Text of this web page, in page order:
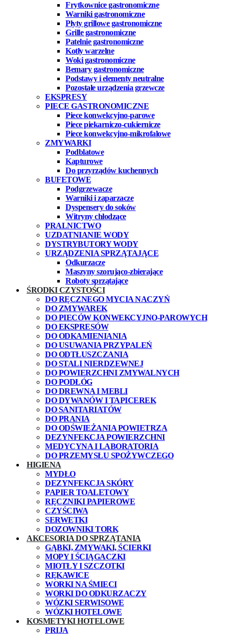
Frytkownice gastronomiczne
Warniki gastronomiczne
Płyty grillowe gastronomiczne
Grille gastronomiczne
Patelnie gastronomiczne
Kotły warzelne
Woki gastronomiczne
Bemary gastronomiczne
Podstawy i elementy neutralne
Pozostałe urządzenia grzewcze
EKSPRESY
PIECE GASTRONOMICZNE
Piece konwekcyjno-parowe
Piece piekarniczo-cukiernicze
Piece konwekcyjno-mikrofalowe
ZMYWARKI
Podblatowe
Kapturowe
Do przyrządów kuchennych
BUFETOWE
Podgrzewacze
Warniki i zaparzacze
Dyspensery do soków
Witryny chłodzące
PRALNICTWO
UZDATNIANIE WODY
DYSTRYBUTORY WODY
URZĄDZENIA SPRZĄTAJĄCE
Odkurzacze
Maszyny szorująco-zbierające
Roboty sprzątające
ŚRODKI CZYSTOŚCI
DO RĘCZNEGO MYCIA NACZYŃ
DO ZMYWAREK
DO PIECÓW KONWEKCYJNO-PAROWYCH
DO EKSPRESÓW
DO ODKAMIENIANIA
DO USUWANIA PRZYPALEŃ
DO ODTŁUSZCZANIA
DO STALI NIERDZEWNEJ
DO POWIERZCHNI ZMYWALNYCH
DO PODŁÓG
DO DREWNA I MEBLI
DO DYWANÓW I TAPICEREK
DO SANITARIATÓW
DO PRANIA
DO ODŚWIEŻANIA POWIETRZA
DEZYNFEKCJA POWIERZCHNI
MEDYCYNA I LABORATORIA
DO PRZEMYSŁU SPOŻYWCZEGO
HIGIENA
MYDŁO
DEZYNFEKCJA SKÓRY
PAPIER TOALETOWY
RĘCZNIKI PAPIEROWE
CZYŚCIWA
SERWETKI
DOZOWNIKI TORK
AKCESORIA DO SPRZĄTANIA
GĄBKI, ZMYWAKI, ŚCIERKI
MOPY I ŚCIĄGACZKI
MIOTŁY I SZCZOTKI
RĘKAWICE
WORKI NA ŚMIECI
WORKI DO ODKURZACZY
WÓZKI SERWISOWE
WÓZKI HOTELOWE
KOSMETYKI HOTELOWE
PRIJA